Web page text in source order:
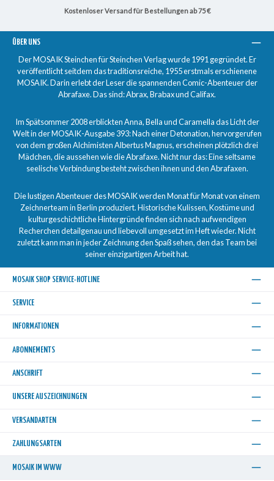
Kostenloser Versand für Bestellungen ab 75 €
ÜBER UNS
Der MOSAIK Steinchen für Steinchen Verlag wurde 1991 gegründet. Er
veröffentlicht seitdem das traditionsreiche, 1955 erstmals erschienene
MOSAIK. Darin erlebt der Leser die spannenden Comic-Abenteuer der
Abrafaxe. Das sind: Abrax, Brabax und Califax.
Im Spätsommer 2008 erblickten Anna, Bella und Caramella das Licht der
Welt in der MOSAIK-Ausgabe 393: Nach einer Detonation, hervorgerufen
von dem großen Alchimisten Albertus Magnus, erscheinen plötzlich drei
Mädchen, die aussehen wie die Abrafaxe. Nicht nur das: Eine seltsame
seelische Verbindung besteht zwischen ihnen und den Abrafaxen.
Die lustigen Abenteuer des MOSAIK werden Monat für Monat von einem
Zeichnerteam in Berlin produziert. Historische Kulissen, Kostüme und
kulturgeschichtliche Hintergründe finden sich nach aufwendigen
Recherchen detailgenau und liebevoll umgesetzt im Heft wieder. Nicht
zuletzt kann man in jeder Zeichnung den Spaß sehen, den das Team bei
seiner einzigartigen Arbeit hat.
MOSAIK SHOP SERVICE-HOTLINE
SERVICE
INFORMATIONEN
ABONNEMENTS
ANSCHRIFT
UNSERE AUSZEICHNUNGEN
VERSANDARTEN
ZAHLUNGSARTEN
MOSAIK IM WWW